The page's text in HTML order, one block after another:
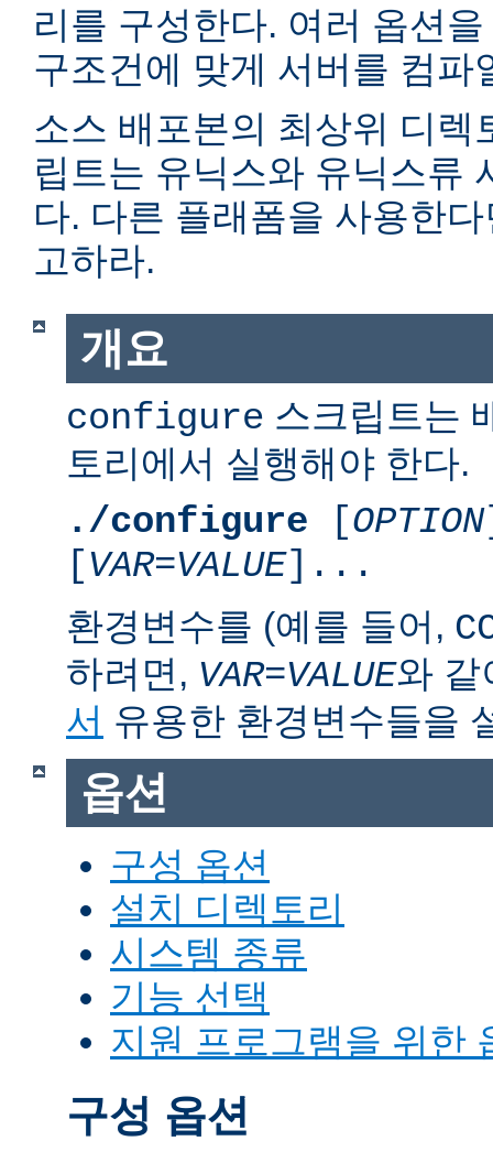
리를 구성한다. 여러 옵션
구조건에 맞게 서버를 컴파
소스 배포본의 최상위 디렉
립트는 유닉스와 유닉스류
다. 다른 플래폼을 사용한
고하라.
개요
configure 스크립트는
토리에서 실행해야 한다.
./configure [OPTION
[VAR=VALUE]...
환경변수를 (예를 들어,
하려면, VAR=VALUE와
서 유용한 환경변수들을
옵션
구성 옵션
설치 디렉토리
시스템 종류
기능 선택
지원 프로그램을 위한
구성 옵션